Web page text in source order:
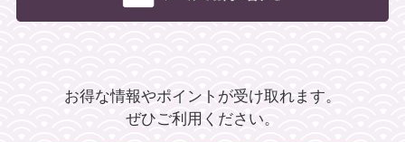
お得な情報やポイントが受け取れます。
ぜひご利用ください。